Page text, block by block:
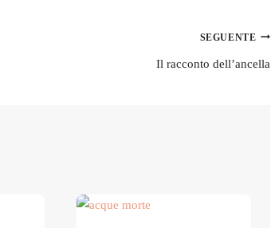
SEGUENTE
Il racconto dell’ancella